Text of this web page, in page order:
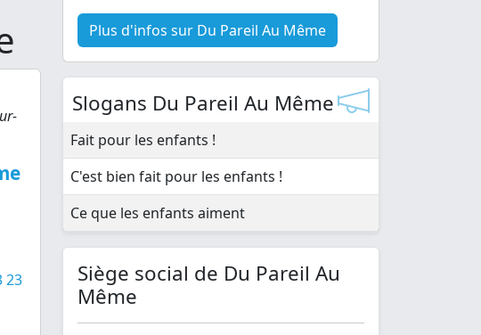
23
Plus d'infos sur Du Pareil Au Même
Slogans Du Pareil Au Même
Fait pour les enfants !
C'est bien fait pour les enfants !
Ce que les enfants aiment
Siège social de Du Pareil Au
Même